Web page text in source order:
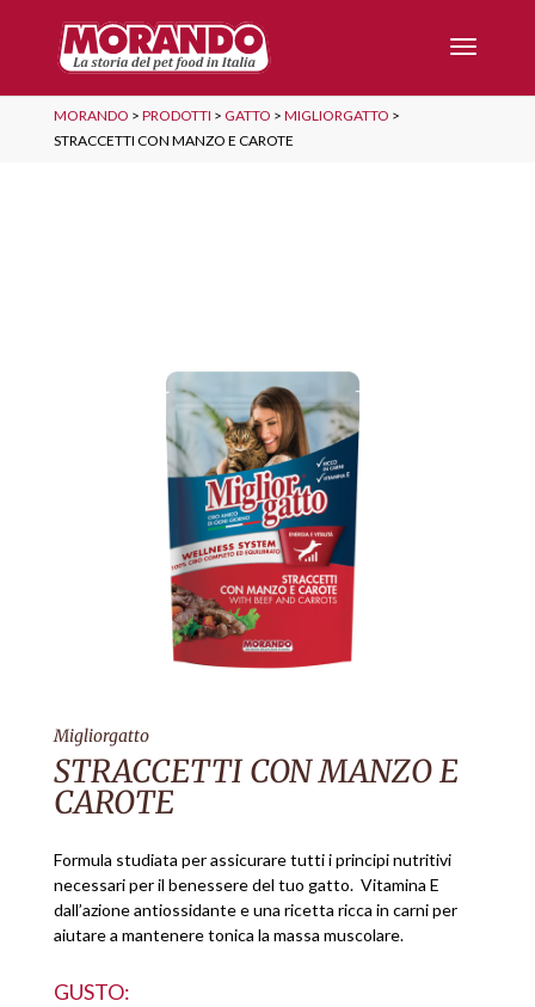
MORANDO > PRODOTTI > GATTO > MIGLIORGATTO >
STRACCETTI CON MANZO E CAROTE
Migliorgatto
STRACCETTI CON MANZO E
CAROTE
Formula studiata per assicurare tutti i principi nutritivi
necessari per il benessere del tuo gatto. Vitamina E
dall’azione antiossidante e una ricetta ricca in carni per
aiutare a mantenere tonica la massa muscolare.
GUSTO: